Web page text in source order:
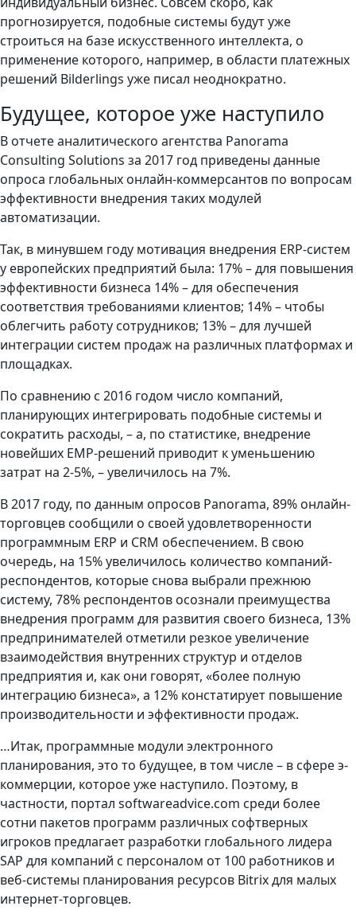
прогнозируется, подобные системы будут уже
строиться на базе искусственного интеллекта, о
применение которого, например, в области платежных
решений Bilderlings уже писал неоднократно.
Будущее, которое уже наступило
В отчете аналитического агентства Panorama
Consulting Solutions за 2017 год приведены данные
опроса глобальных онлайн-коммерсантов по вопросам
эффективности внедрения таких модулей
автоматизации.
Так, в минувшем году мотивация внедрения ERP-систем
у европейских предприятий была: 17% – для повышения
эффективности бизнеса 14% – для обеспечения
соответствия требованиями клиентов; 14% – чтобы
облегчить работу сотрудников; 13% – для лучшей
интеграции систем продаж на различных платформах и
площадках.
По сравнению с 2016 годом число компаний,
планирующих интегрировать подобные системы и
сократить расходы, – а, по статистике, внедрение
новейших EMP-решений приводит к уменьшению
затрат на 2-5%, – увеличилось на 7%.
В 2017 году, по данным опросов Panorama, 89% онлайн-
торговцев сообщили о своей удовлетворенности
программным ERP и CRM обеспечением. В свою
очередь, на 15% увеличилось количество компаний-
респондентов, которые снова выбрали прежнюю
систему, 78% респондентов осознали преимущества
внедрения программ для развития своего бизнеса, 13%
предпринимателей отметили резкое увеличение
взаимодействия внутренних структур и отделов
предприятия и, как они говорят, «более полную
интеграцию бизнеса», а 12% констатирует повышение
производительности и эффективности продаж.
…Итак, программные модули электронного
планирования, это то будущее, в том числе – в сфере э-
коммерции, которое уже наступило. Поэтому, в
частности, портал softwareadvice.com среди более
сотни пакетов программ различных софтверных
игроков предлагает разработки глобального лидера
SAP для компаний с персоналом от 100 работников и
веб-системы планирования ресурсов Bitrix для малых
интернет-торговцев.